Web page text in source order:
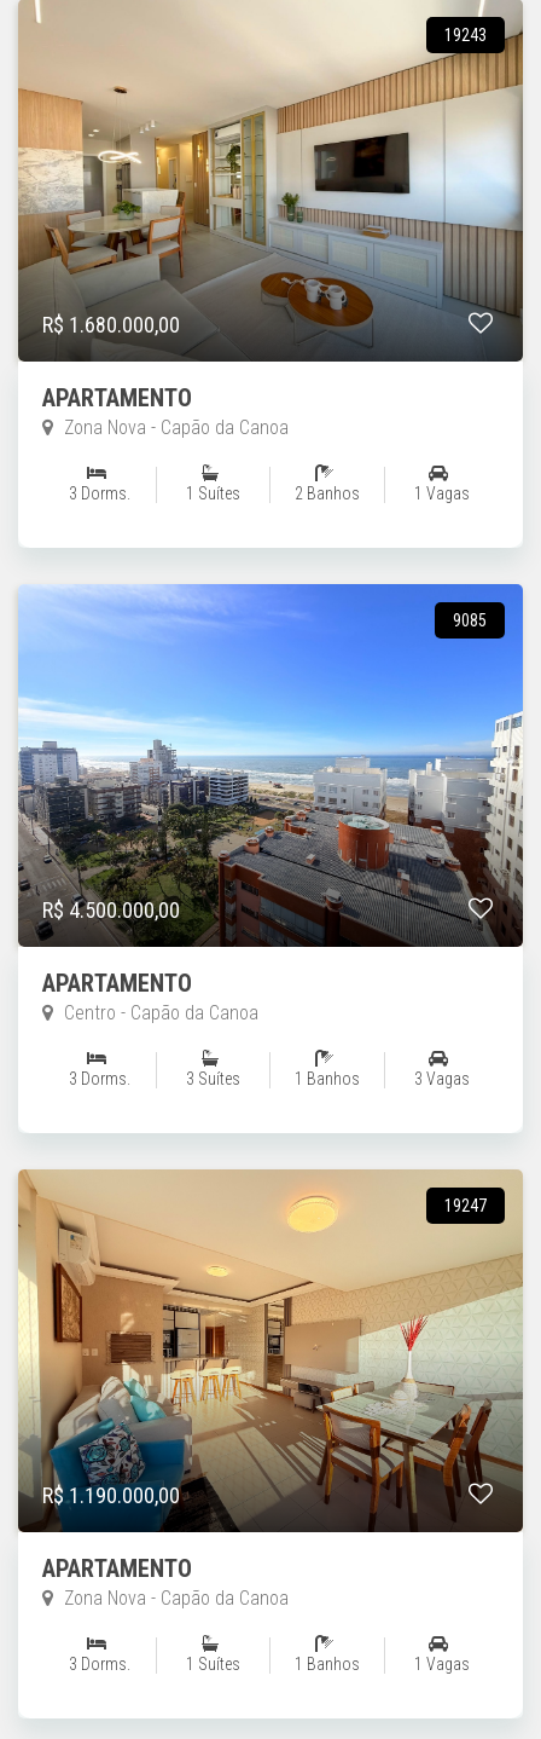
19243
R$ 1.680.000,00
APARTAMENTO
Zona Nova - Capão da Canoa
3 Dorms. 1 Suítes 2 Banhos 1 Vagas
9085
R$ 4.500.000,00
APARTAMENTO
Centro - Capão da Canoa
3 Dorms. 3 Suítes 1 Banhos 3 Vagas
19247
R$ 1.190.000,00
APARTAMENTO
Zona Nova - Capão da Canoa
3 Dorms. 1 Suítes 1 Banhos 1 Vagas